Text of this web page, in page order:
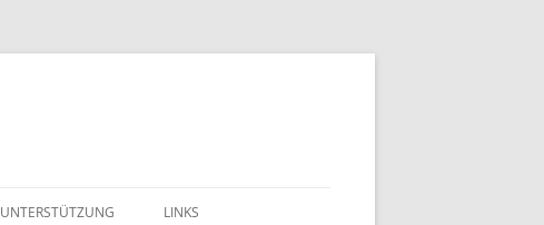
UNTERSTÜTZUNG LINKS